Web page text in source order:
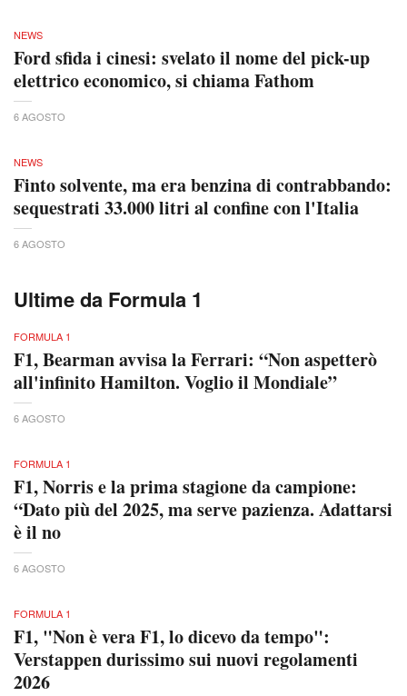
NEWS
Ford sfida i cinesi: svelato il nome del pick-up
elettrico economico, si chiama Fathom
6 AGOSTO
NEWS
Finto solvente, ma era benzina di contrabbando:
sequestrati 33.000 litri al confine con l'Italia
6 AGOSTO
Ultime da Formula 1
FORMULA 1
F1, Bearman avvisa la Ferrari: “Non aspetterò
all'infinito Hamilton. Voglio il Mondiale”
6 AGOSTO
FORMULA 1
F1, Norris e la prima stagione da campione:
“Dato più del 2025, ma serve pazienza. Adattarsi
è il no
6 AGOSTO
FORMULA 1
F1, "Non è vera F1, lo dicevo da tempo":
Verstappen durissimo sui nuovi regolamenti
2026